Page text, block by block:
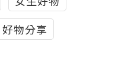
好物分享